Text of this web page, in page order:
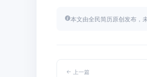
本文由全民简历原创发布，
上一篇